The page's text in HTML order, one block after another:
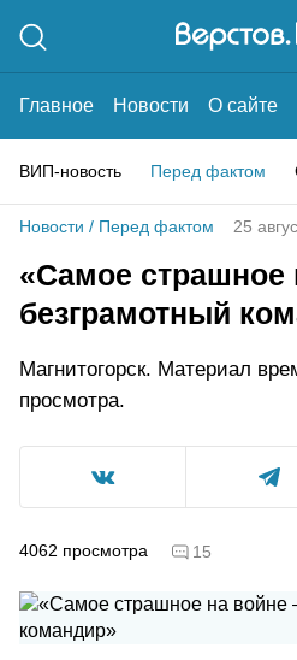
Главное Новости О сайте
ВИП-новость Перед фактом
Новости / Перед фактом 25
«Самое страшное
безграмотный
Магнитогорск. Материал
просмотра.
4062 просмотра 15